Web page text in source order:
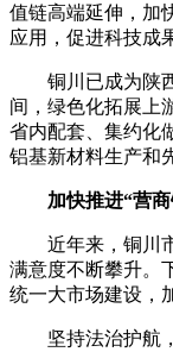
值链高端延伸，加
应用，促进科技成
铜川已成为陕
间，绿色化拓展上
省内配套、集约化
铝基新材料生产和
加快推进“营
近年来，铜川
满意度不断攀升。
统一大市场建设，
坚持法治护航